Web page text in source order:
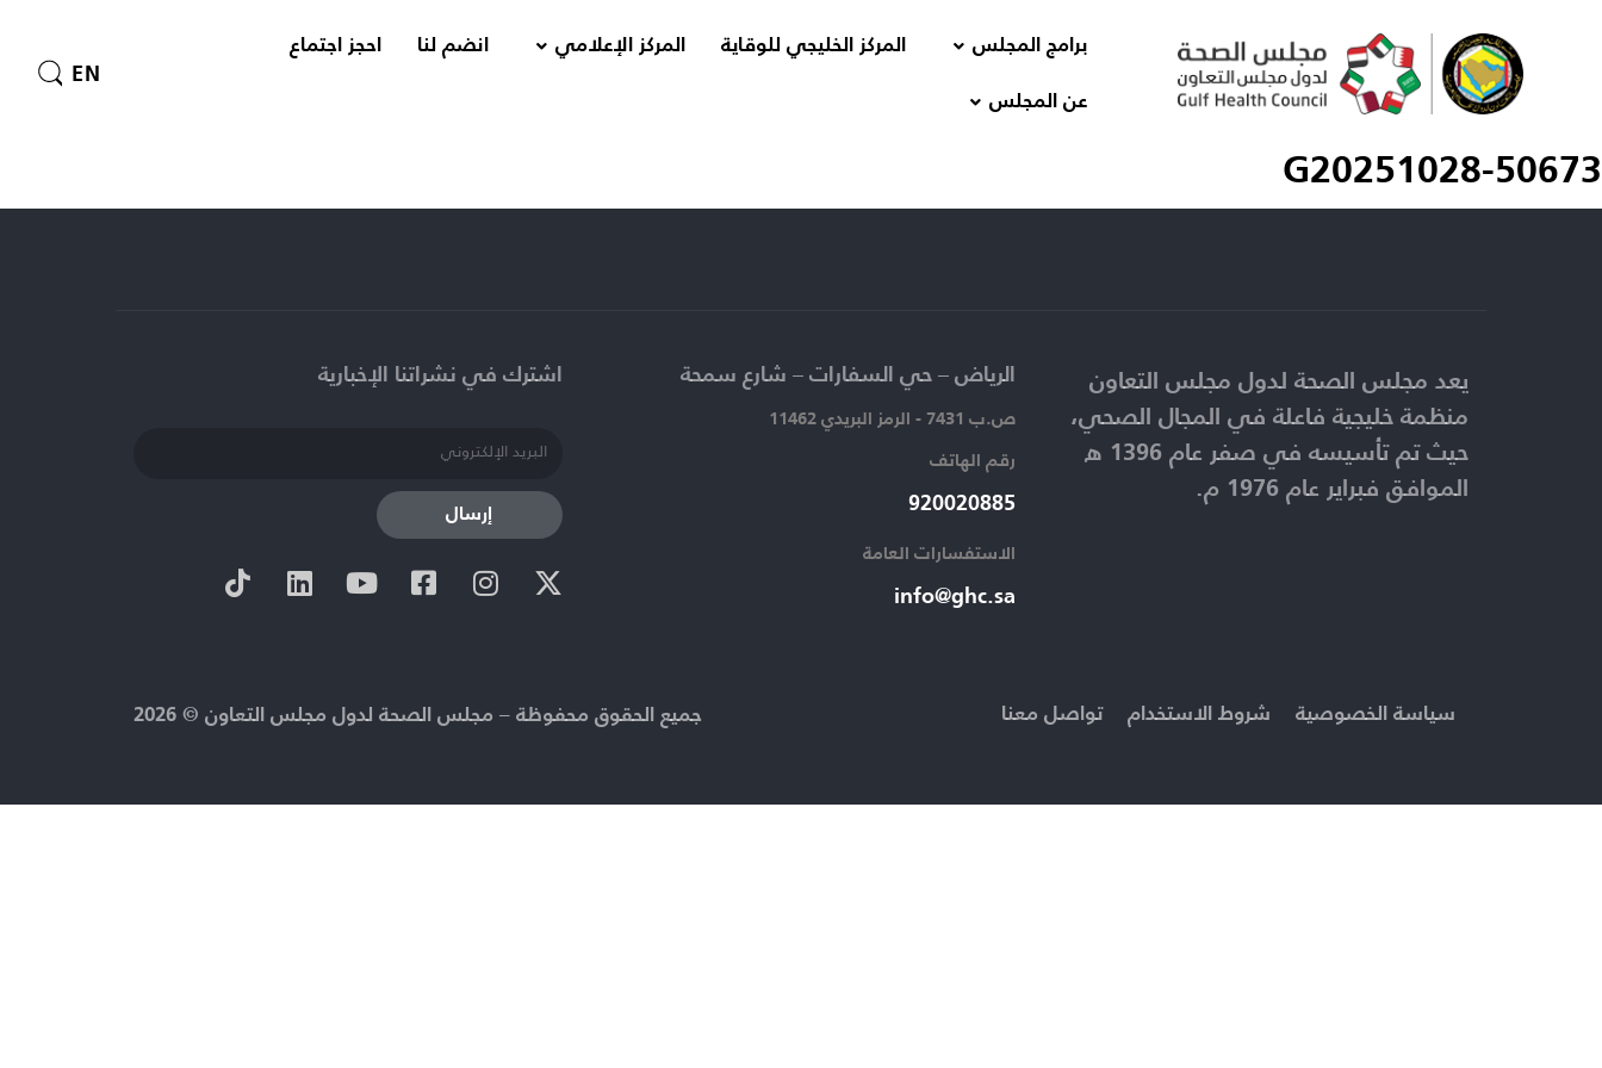
EN
احجز اجتماع انضم لنا المركز الإعلامي المركز الخليجي للوقاية برامج المجلس
عن المجلس
G20251028-50673
اشترك في نشراتنا الإخبارية​
إرسال
الرياض – حي السفارات – شارع سمحة​
ص.ب 7431 - الرمز البريدي 11462
رقم الهاتف​
920020885​
الاستفسارات العامة ​
info@ghc.sa​
يعد مجلس الصحة لدول مجلس التعاون
منظمة خليجية فاعلة في المجال الصحي،
حيث تم تأسيسه في صفر عام 1396 ه
الموافق فبراير عام 1976 م.
جميع الحقوق محفوظة – مجلس الصحة لدول مجلس التعاون © 2026 تواصل معنا شروط الاستخدام سياسة الخصوصية